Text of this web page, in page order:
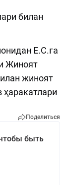
билан
Е.С.га
Жиноят
жиноят
ҳаракатлари
Поделиться
быть